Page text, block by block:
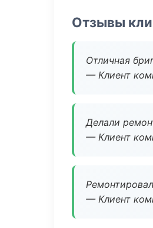
Отзывы
Отличная
— Клиент
Делали
— Клиент
— Клиент